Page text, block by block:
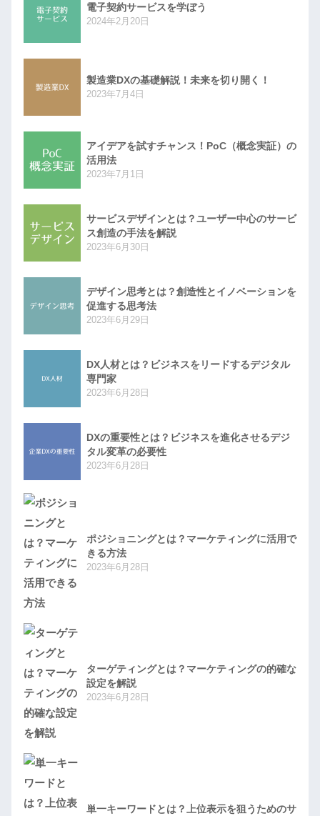
電子契約サービスを学ぼう
2024年2月20日
製造業DXの基礎解説！未来を切り開く！
2023年7月4日
アイデアを試すチャンス！PoC（概念実証）の
活用法
2023年7月1日
サービスデザインとは？ユーザー中心のサービ
ス創造の手法を解説
2023年6月30日
デザイン思考とは？創造性とイノベーションを
促進する思考法
2023年6月29日
DX人材とは？ビジネスをリードするデジタル
専門家
2023年6月28日
DXの重要性とは？ビジネスを進化させるデジ
タル変革の必要性
2023年6月28日
ポジショニングとは？マーケティングに活用で
きる方法
2023年6月28日
ターゲティングとは？マーケティングの的確な
設定を解説
2023年6月28日
単一キーワードとは？上位表示を狙うためのサ